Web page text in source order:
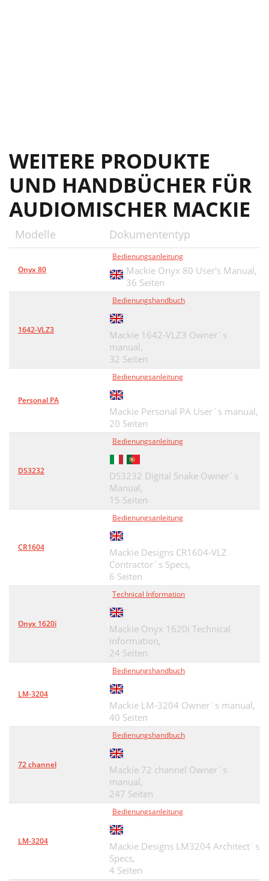
WEITERE PRODUKTE
UND HANDBÜCHER FÜR
AUDIOMISCHER MACKIE
Modelle Dokumententyp
Onyx 80
Bedienungsanleitung
Mackie Onyx 80 User's Manual,
36 Seiten
1642-VLZ3
Bedienungshandbuch
Mackie 1642-VLZ3 Owner`s
manual,
32 Seiten
Personal PA
Bedienungsanleitung
Mackie Personal PA User`s manual,
20 Seiten
DS3232
Bedienungsanleitung
DS3232 Digital Snake Owner`s
Manual,
15 Seiten
CR1604
Bedienungsanleitung
Mackie Designs CR1604-VLZ
Contractor`s Specs,
6 Seiten
Onyx 1620i
Technical Information
Mackie Onyx 1620i Technical
information,
24 Seiten
LM-3204
Bedienungshandbuch
Mackie LM-3204 Owner`s manual,
40 Seiten
72 channel
Bedienungshandbuch
Mackie 72 channel Owner`s
manual,
247 Seiten
LM-3204
Bedienungsanleitung
Mackie Designs LM3204 Architect`s
Specs,
4 Seiten